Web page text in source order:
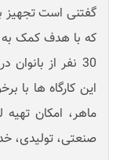
گفتنی است تجهیز
که با هدف کمک به
30 نفر از
این کارگاه ها با
ماهر، امکان تهیه
صنعتی، تولیدی،